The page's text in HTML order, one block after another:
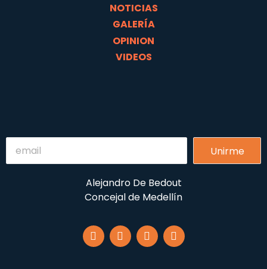
NOTICIAS
GALERÍA
OPINION
VIDEOS
Unirme
Alejandro De Bedout
Concejal de Medellín